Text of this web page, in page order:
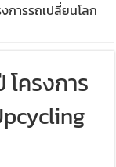
งการรถเปลี่ยนโลก
โครงการ